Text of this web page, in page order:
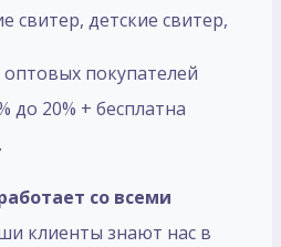
свитер, детские свитер,
покупателей
до 20% + бесплатна
со всеми
клиенты знают нас в